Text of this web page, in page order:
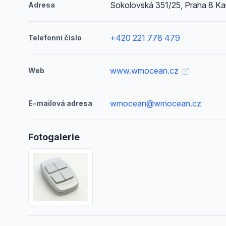
Adresa Sokolovská 351/25, Praha 8
Telefonní číslo +420 221 778 479
Web www.wmocean.cz
E-mailová adresa wmocean@wmocean.cz
Fotogalerie